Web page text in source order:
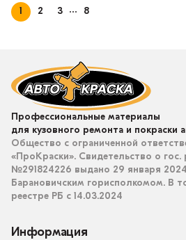
1 2 3 8
Профессиональные материалы
для кузовного ремонта и покраски
Общество с ограниченной
«ПроКраски». Свидетельство о гос.
№291824226 выдано 29 января
Барановичским горисполкомом. В
реестре РБ с 14.03.2024
Информация